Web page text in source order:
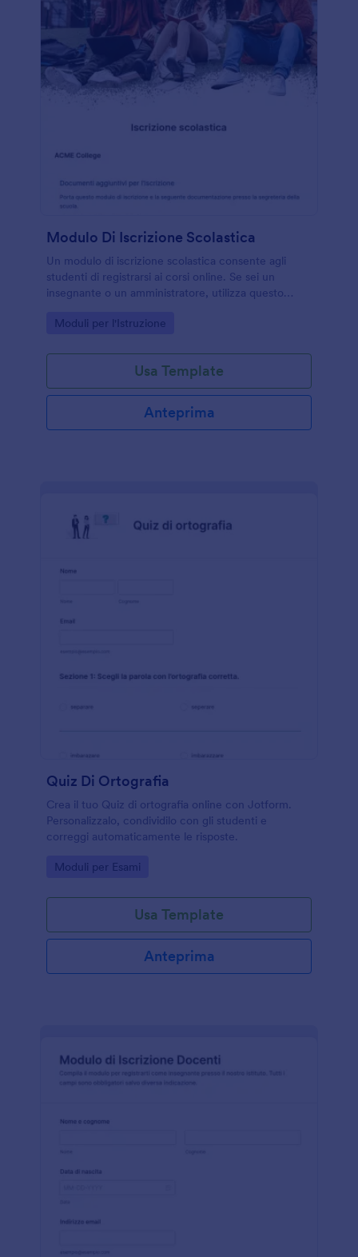
le risposte con oltre 100 applicazioni disponibili, tra
cui Google Drive, Dropbox e Box. Con questo
modulo di valutazione del corso, potrai ottenere il
feedback necessario per migliorare le tue lezioni e
offrire agli studenti la formazione che meritano.
Modulo Di Iscrizione Scolastica
Un modulo di iscrizione scolastica consente agli
studenti di registrarsi ai corsi online. Se sei un
insegnante o un amministratore, utilizza questo
raccogliere rapidamente le informazioni degli
Go to Category:
Moduli per l'Istruzione
Usa Template
Anteprima
Quiz Di Ortografia
Crea il tuo Quiz di ortografia online con Jotform.
Personalizzalo, condividilo con gli studenti e
correggi automaticamente le risposte.
Go to Category:
Moduli per Esami
Usa Template
Anteprima